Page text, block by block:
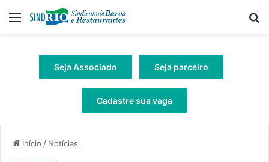
Menu
Seja Associado Seja parceiro
Cadastre sua vaga
Início / Notícias